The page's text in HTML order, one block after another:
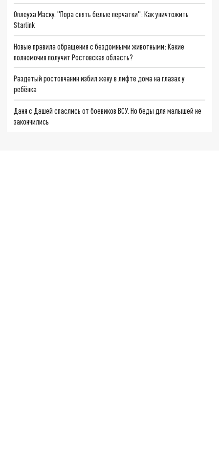
Оплеуха Маску. "Пора снять белые перчатки": Как уничтожить
Starlink
Новые правила обращения с бездомными животными: Какие
полномочия получит Ростовская область?
Раздетый ростовчанин избил жену в лифте дома на глазах у
ребёнка
Даня с Дашей спаслись от боевиков ВСУ. Но беды для малышей не
закончились